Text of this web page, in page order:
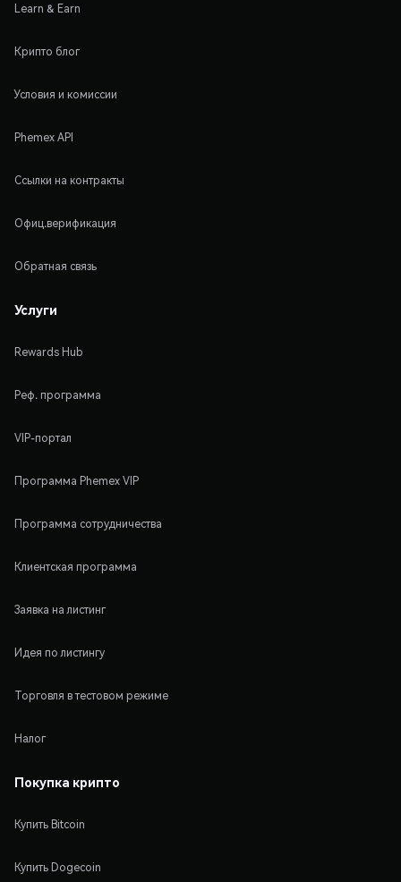
Learn & Earn
Крипто блог
Условия и комиссии
Phemex API
Ссылки на контракты
Офиц.верификация
Обратная связь
Услуги
Rewards Hub
Реф. программа
VIP-портал
Программа Phemex VIP
Программа сотрудничества
Клиентская программа
Заявка на листинг
Идея по листингу
Торговля в тестовом режиме
Налог
Покупка крипто
Купить Bitcoin
Купить Dogecoin